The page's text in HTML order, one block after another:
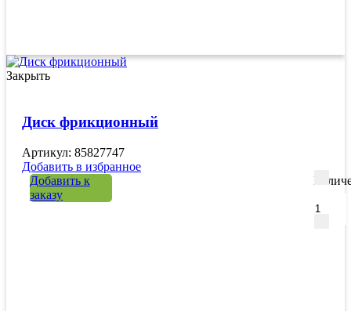
Закрыть
Диск фрикционный
Артикул: 85827747
Добавить в избранное
Добавить к
заказу